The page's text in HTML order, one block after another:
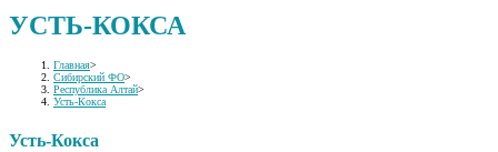
УСТЬ-КОКСА
Главная>
Сибирский ФО>
Республика Алтай>
Усть-Кокса
Усть-Кокса